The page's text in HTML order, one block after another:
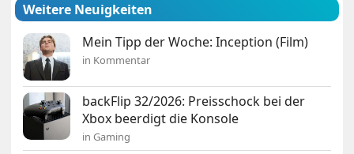
Weitere Neuigkeiten
Mein Tipp der Woche: Inception (Film)
in Kommentar
backFlip 32/2026: Preisschock bei der
Xbox beerdigt die Konsole
in Gaming